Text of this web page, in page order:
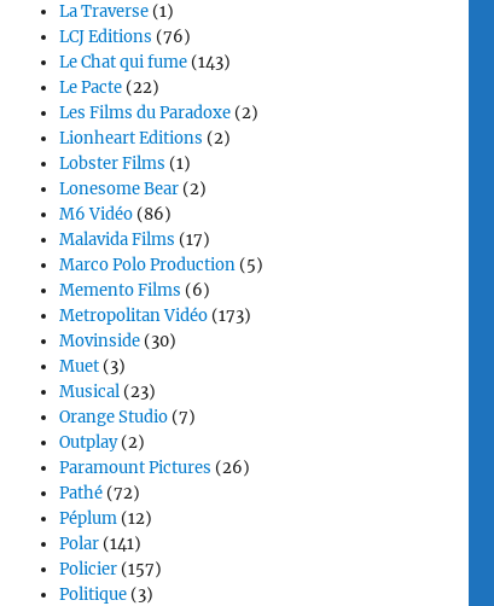
La Traverse (1)
LCJ Editions (76)
Le Chat qui fume (143)
Le Pacte (22)
Les Films du Paradoxe (2)
Lionheart Editions (2)
Lobster Films (1)
Lonesome Bear (2)
M6 Vidéo (86)
Malavida Films (17)
Marco Polo Production (5)
Memento Films (6)
Metropolitan Vidéo (173)
Movinside (30)
Muet (3)
Musical (23)
Orange Studio (7)
Outplay(2)
Paramount Pictures (26)
Pathé (72)
Péplum (12)
Polar (141)
Policier (157)
Politique (3)